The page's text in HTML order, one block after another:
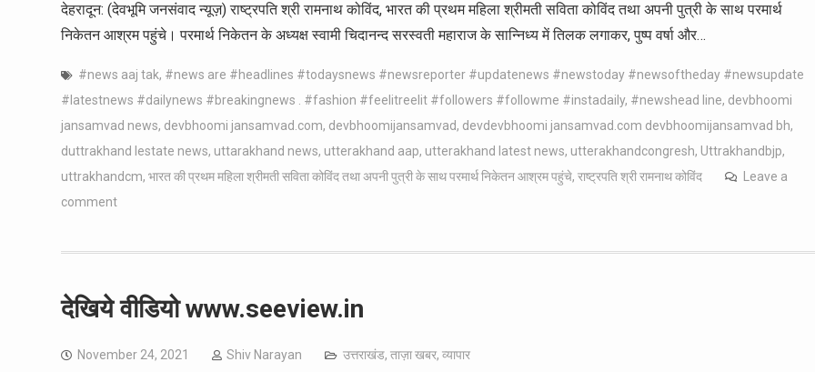
देहरादून: (देवभूमि जनसंवाद न्यूज़) राष्ट्रपति श्री रामनाथ कोविंद, भारत की प्रथम महिला श्रीमती सविता कोविंद तथा अपनी पुत्री के साथ परमार्थ
निकेतन आश्रम पहुंचे। परमार्थ निकेतन के अध्यक्ष स्वामी चिदानन्द सरस्वती महाराज के सान्निध्य में तिलक लगाकर, पुष्प वर्षा और…
#news aaj tak, #news are #headlines #todaysnews #newsreporter #updatenews #newstoday #newsoftheday #newsupdate
#latestnews #dailynews #breakingnews . #fashion #feelitreelit #followers #followme #instadaily, #newshead line, devbhoomi
jansamvad news, devbhoomi jansamvad.com, devbhoomijansamvad, devdevbhoomi jansamvad.com devbhoomijansamvad bh,
duttrakhand lestate news, uttarakhand news, utterakhand aap, utterakhand latest news, utterakhandcongresh, Uttrakhandbjp,
uttrakhandcm, भारत की प्रथम महिला श्रीमती सविता कोविंद तथा अपनी पुत्री के साथ परमार्थ निकेतन आश्रम पहुंचे, राष्ट्रपति श्री रामनाथ कोविंद
Leave a
comment
देखिये वीडियो www.seeview.in
November 24, 2021 Shiv Narayan उत्तराखंड, ताज़ा खबर, व्यापार